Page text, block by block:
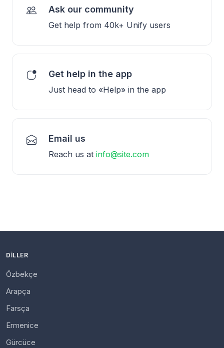
Ask our community
Get help from 40k+ Unify users
Get help in the app
Just head to «Help» in the app
Email us
Reach us at info@site.com
DILLER
Özbekçe
Arapça
Farsça
Ermenice
Gürcüce